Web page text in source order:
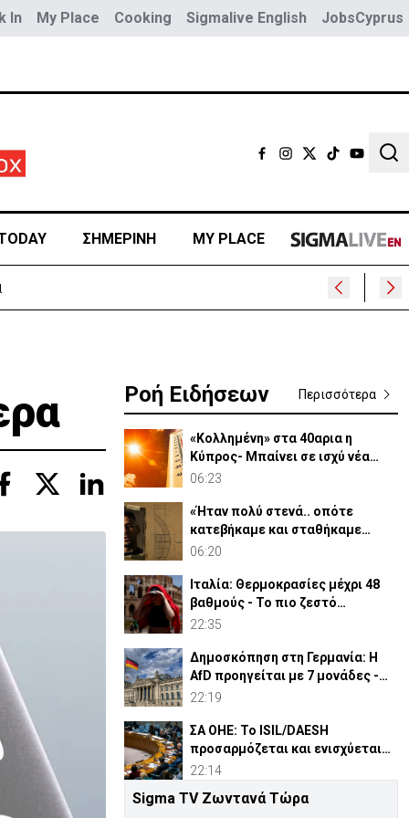
In My Place Cooking Sigmalive English JobsCyprus
ΣΗΜΕΡΙΝΗ MY PLACE
Ροή Ειδήσεων Περισσότερα
«Κολλημένη» στα 40αρια η
Κύπρος- Μπαίνει σε ισχύ νέα
κίτρινη προειδοποίηση
06:23
«Ήταν πολύ στενά.. οπότε
κατεβήκαμε και σταθήκαμε
ακριβώς πάνω απ’ το πτώμα»
06:20
Ιταλία: Θερμοκρασίες μέχρι 48
βαθμούς - Το πιο ζεστό
καλοκαίρι των 100 χρόνων
22:35
Δημοσκόπηση στη Γερμανία: Η
AfD προηγείται με 7 μονάδες -
Διεύρυνε τη διαφορά
22:19
ΣΑ ΟΗΕ: Το ISIL/DAESH
προσαρμόζεται και ενισχύεται
στην Αφρική - Πώς απειλεί
22:14
Αυτοί είναι οι «χρυσοί» αριθμοί
Sigma TV Ζωντανά Τώρα